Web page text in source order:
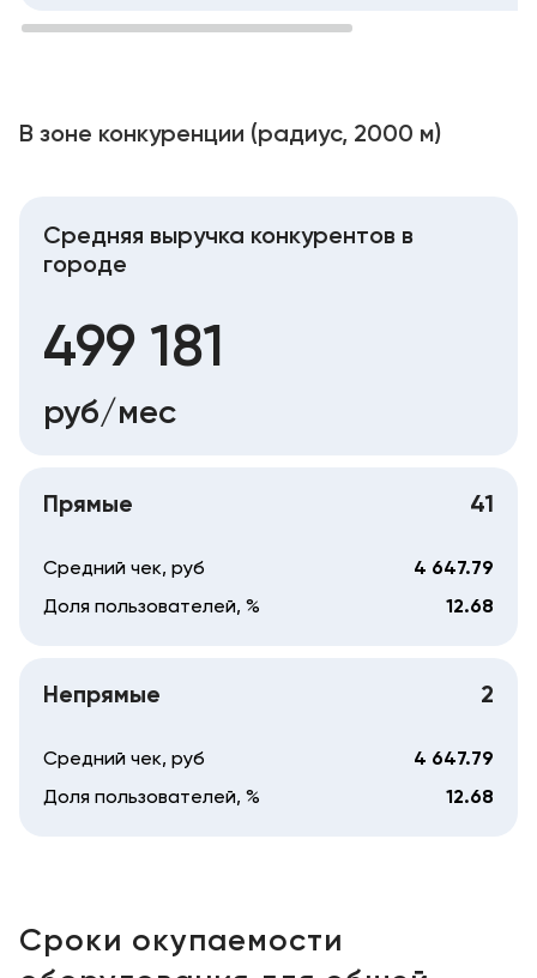
В зоне конкуренции (радиус, 2000 м)
Cредняя выручка конкурентов в
городе
499 181
руб/мес
Прямые 41
Средний чек, руб
4 647.79
Доля пользователей, %
12.68
Непрямые 2
Средний чек, руб
4 647.79
Доля пользователей, %
12.68
Сроки окупаемости